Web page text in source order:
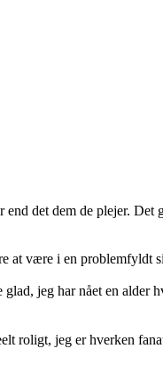
det dem de plejer.
være i en problemfyldt
jeg har nået en alder
roligt, jeg er hverken